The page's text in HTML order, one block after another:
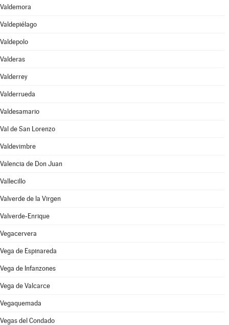
Valdemora
Valdepiélago
Valdepolo
Valderas
Valderrey
Valderrueda
Valdesamario
Val de San Lorenzo
Valdevimbre
Valencia de Don Juan
Vallecillo
Valverde de la Virgen
Valverde-Enrique
Vegacervera
Vega de Espinareda
Vega de Infanzones
Vega de Valcarce
Vegaquemada
Vegas del Condado